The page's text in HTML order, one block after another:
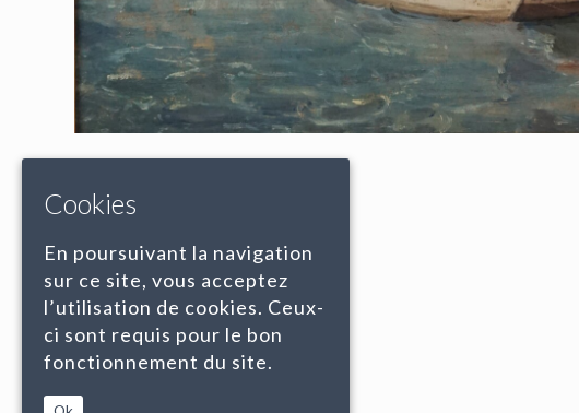
Cookies
En poursuivant la navigation
sur ce site, vous acceptez
l’utilisation de cookies. Ceux-
ci sont requis pour le bon
fonctionnement du site.